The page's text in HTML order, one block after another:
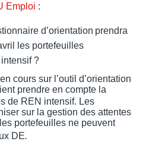
Emploi :
d’orientation prendra
les portefeuilles
?
cours sur l’outil d’orientation
prendre en compte la
de REN intensif. Les
sur la gestion des attentes
portefeuilles ne peuvent
DE.